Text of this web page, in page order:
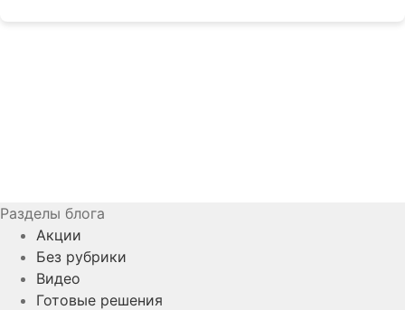
Разделы блога
Акции
Без рубрики
Видео
Готовые решения